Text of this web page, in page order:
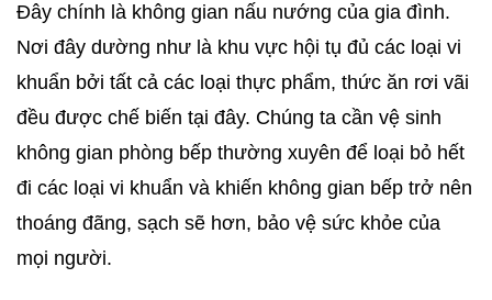
Đây chính là không gian nấu nướng của gia đình.
Nơi đây dường như là khu vực hội tụ đủ các loại vi
khuẩn bởi tất cả các loại thực phẩm, thức ăn rơi vãi
đều được chế biến tại đây. Chúng ta cần vệ sinh
không gian phòng bếp thường xuyên để loại bỏ hết
đi các loại vi khuẩn và khiến không gian bếp trở nên
thoáng đãng, sạch sẽ hơn, bảo vệ sức khỏe của
mọi người.